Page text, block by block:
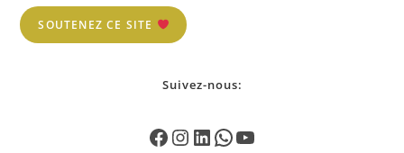
SOUTENEZ CE SITE
Suivez-nous: